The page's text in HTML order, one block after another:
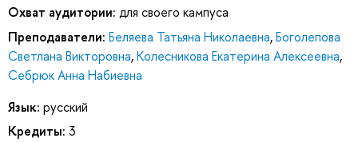
Охват аудитории: для своего кампуса
Преподаватели: Беляева Татьяна Николаевна,Боголепова
Светлана Викторовна,Колесникова Екатерина Алексеевна,
Себрюк Анна Набиевна
Язык: русский
Кредиты: 3